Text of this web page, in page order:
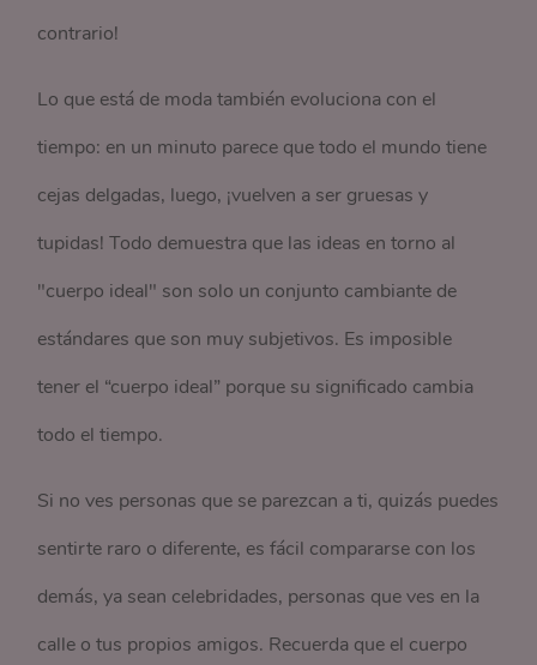
contrario!
Lo que está de moda también evoluciona con el
tiempo: en un minuto parece que todo el mundo tiene
cejas delgadas, luego, ¡vuelven a ser gruesas y
tupidas! Todo demuestra que las ideas en torno al
"cuerpo ideal" son solo un conjunto cambiante de
estándares que son muy subjetivos. Es imposible
tener el “cuerpo ideal” porque su significado cambia
todo el tiempo.
Si no ves personas que se parezcan a ti, quizás puedes
sentirte raro o diferente, es fácil compararse con los
demás, ya sean celebridades, personas que ves en la
calle o tus propios amigos. Recuerda que el cuerpo